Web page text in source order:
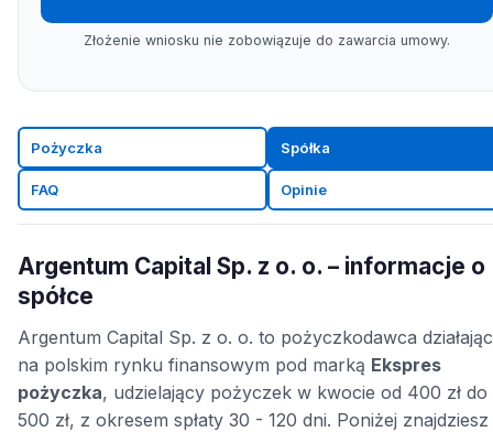
Złożenie wniosku nie zobowiązuje do zawarcia umowy.
Pożyczka Spółka
FAQ Opinie
Argentum Capital Sp. z o. o. – informacje o
spółce
Argentum Capital Sp. z o. o. to pożyczkodawca
na polskim rynku finansowym pod marką Ekspres
pożyczka, udzielający pożyczek w kwocie od 400 zł do
500 zł, z okresem spłaty 30 - 120 dni. Poniżej znajdziesz